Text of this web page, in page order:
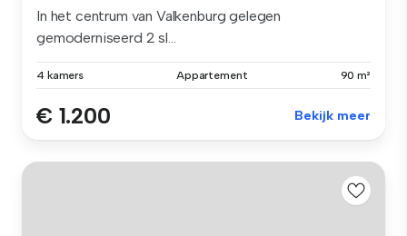
In het centrum van Valkenburg gelegen
gemoderniseerd 2 sl...
4 kamers Appartement 90 m²
€ 1.200 Bekijk meer